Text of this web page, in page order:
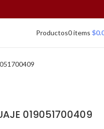
Productos0items $
019051700409